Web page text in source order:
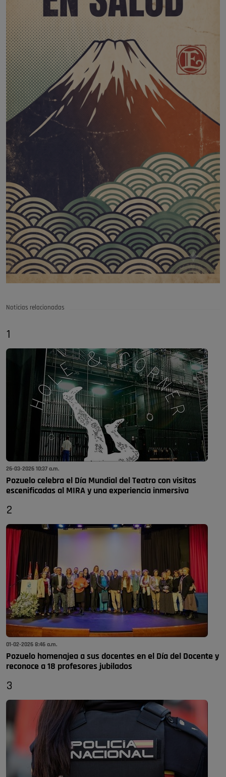
Noticias relacionadas
1
26-03-2026 10:37 a.m.
Pozuelo celebra el Día Mundial del Teatro con visitas
escenificadas al MIRA y una experiencia inmersiva
2
01-02-2026 8:46 a.m.
Pozuelo homenajea a sus docentes en el Día del Docente y
reconoce a 18 profesores jubilados
3